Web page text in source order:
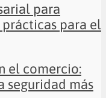
para
para el
el comercio:
seguridad más